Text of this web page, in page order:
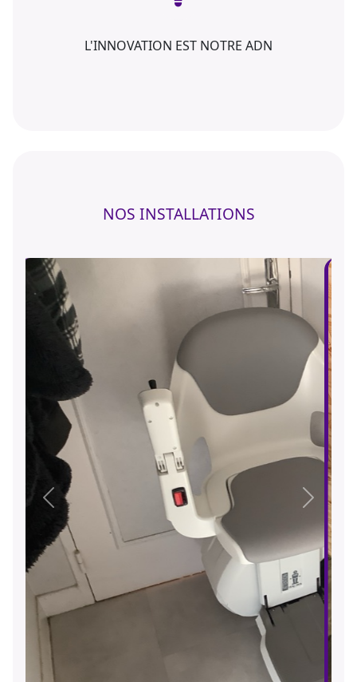
L'INNOVATION EST NOTRE ADN
NOS INSTALLATIONS
Précédent Suivant